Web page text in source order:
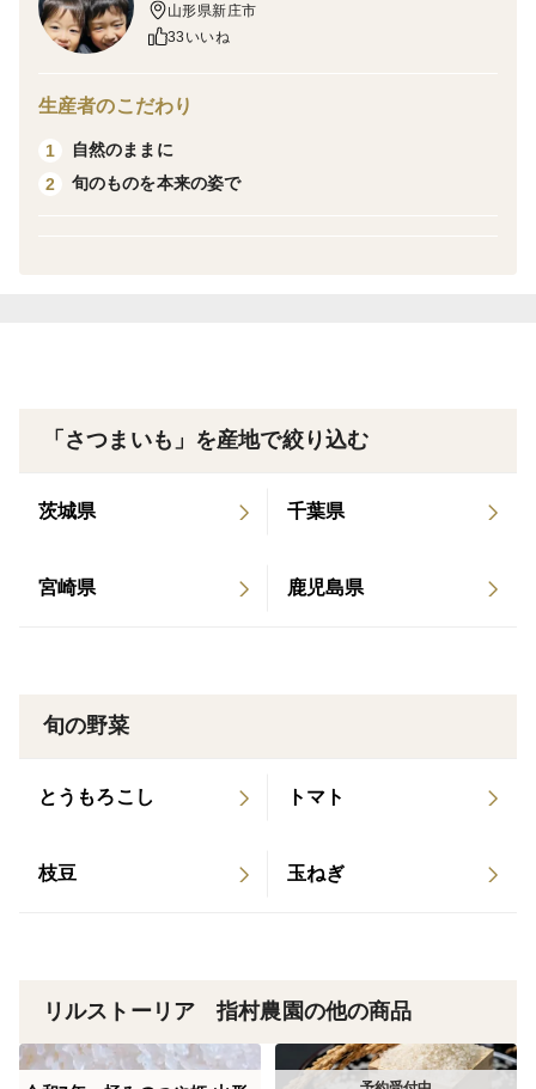
・必ず商品写真をご確認ください。虫食いや形の不揃い
なお芋も含まれます。
また土付きでの発送になります。
・2025年10月14日収穫。
・ねっとり系のさつまいもですが、掘りたてのためホク
山形県新庄市
33いいね
生産者のこだわり
1
自然のままに
2
旬のものを本来の姿で
「さつまいも」を産地で絞り込む
茨城県 千葉県
宮崎県 鹿児島県
旬の野菜
とうもろこし トマト
枝豆 玉ねぎ
リルストーリア 指村農園の他の商品